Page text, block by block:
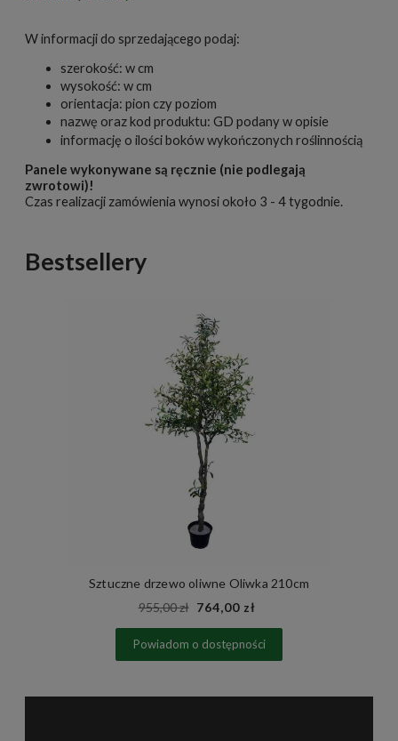
W informacji do sprzedającego podaj:
szerokość: w cm
wysokość: w cm
orientacja: pion czy poziom
nazwę oraz kod produktu: GD podany w opisie
informację o ilościbokówwykończonych roślinnością
Panele wykonywane są ręcznie (nie podlegają
zwrotowi)!
Czas realizacji zamówienia wynosi około 3 - 4 tygodnie.
Bestsellery
Sztuczne drzewo oliwne Oliwka 210cm
955,00 zł 764,00 zł
Powiadom o dostępności